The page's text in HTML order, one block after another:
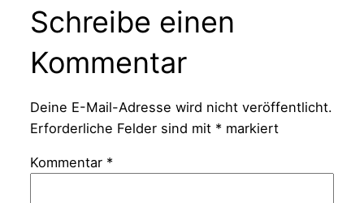
Schreibe einen
Kommentar
Deine E-Mail-Adresse wird nicht veröffentlicht.
Erforderliche Felder sind mit *markiert
Kommentar *